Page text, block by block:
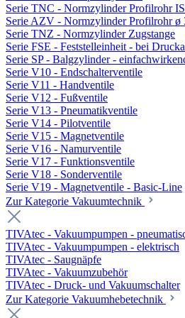
Serie TNC - Normzylinder Profilrohr
Serie AZV - Normzylinder Profilrohr ø
Serie TNZ - Normzylinder Zugstange
Serie FSE - Feststelleinheit - bei
Serie SP - Balgzylinder -
Serie V10 - Endschalterventile
Serie V11 - Handventile
Serie V12 - Fußventile
Serie V13 - Pneumatikventile
Serie V14 - Pilotventile
Serie V15 - Magnetventile
Serie V16 - Namurventile
Serie V17 - Funktionsventile
Serie V18 - Sonderventile
Serie V19 - Magnetventile - Basic-Line
Zur Kategorie Vakuumtechnik
TIVAtec - Vakuumpumpen -
TIVAtec - Vakuumpumpen - elektrisch
TIVAtec - Saugnäpfe
TIVAtec - Vakuumzubehör
TIVAtec - Druck- und Vakuumschalter
Zur Kategorie Vakuumhebetechnik